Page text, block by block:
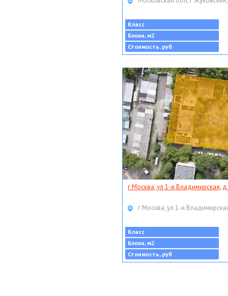
Класс
Блоки, м2
Стоимость, руб
г Москва, ул 1-я Владимирская, д
г Москва, ул 1-я
Класс
Блоки, м2
Стоимость, руб